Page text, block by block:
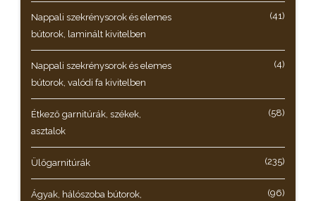
Nappali szekrénysorok és elemes
bútorok, laminált kivitelben
(41)
Nappali szekrénysorok és elemes
bútorok, valódi fa kivitelben
(4)
Étkező garnitúrák, székek,
asztalok
(58)
Ülőgarnitúrák (235)
Ágyak, hálószoba bútorok,
(96)